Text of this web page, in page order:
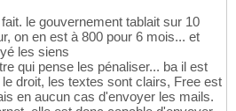
le gouvernement tablait sur 10
on en est à 800 pour 6 mois... et
les siens
qui pense les pénaliser... ba il est
droit, les textes sont clairs, Free est
en aucun cas d'envoyer les mails.